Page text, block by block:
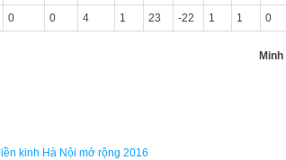
0 0 4 1 23 -22 1 1 0
kinh Hà Nội mở rộng 2016